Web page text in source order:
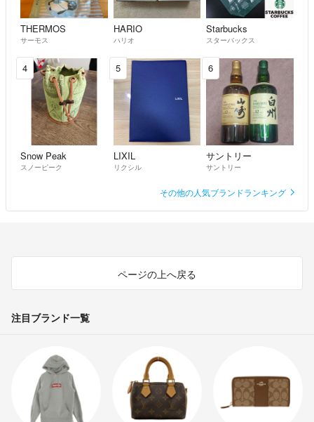
THERMOS
サーモス
HARIO
ハリオ
Starbucks
スターバックス
4
Snow Peak
スノーピーク
5
LIXIL
リクシル
6
サントリー
サントリー
その他の人気ブランドランキング
ページの上へ戻る
注目ブランド一覧